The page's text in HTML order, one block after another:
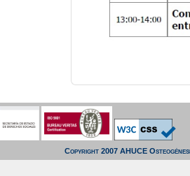
Copyright 2007 AHUCE